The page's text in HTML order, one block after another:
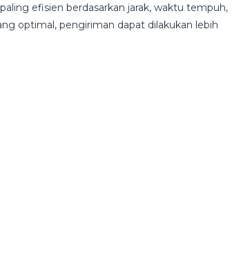
efisien berdasarkan jarak, waktu tempuh,
optimal, pengiriman dapat dilakukan lebih